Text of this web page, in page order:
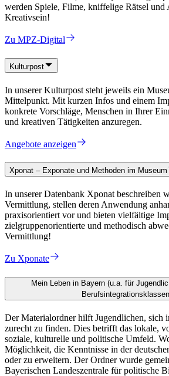
werden Spiele, Filme, kniffelige Rätsel und
Kreativsein!
Zu MPZ-Digital
Kulturpost
In unserer Kulturpost steht jeweils ein
Mittelpunkt. Mit kurzen Infos und einem
konkrete Vorschläge, Menschen in Ihrer
und kreativen Tätigkeiten anzuregen.
Angebote anzeigen
Xponat – Exponate und Methoden im Museum
In unserer Datenbank Xponat beschreiben
Vermittlung, stellen deren Anwendung
praxisorientiert vor und bieten vielfältige
zielgruppenorientierte und methodisch
Vermittlung!
Zu Xponate
Mein Leben in Bayern (u.a. für
Der Materialordner hilft Jugendlichen, sich
zurecht zu finden. Dies betrifft das lokale,
soziale, kulturelle und politische Umfeld.
Möglichkeit, die Kenntnisse in der
oder zu erweitern. Der Ordner wurde
Bayerischen Landeszentrale für politische